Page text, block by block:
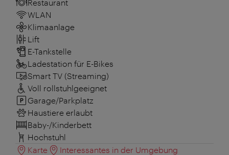
Restaurant
WLAN
Klimaanlage
Lift
E-Tankstelle
Ladestation für E-Bikes
Smart TV (Streaming)
Voll rollstuhlgeeignet
Garage/Parkplatz
Haustiere erlaubt
Baby-/Kinderbett
Hochstuhl
Karte
Interessantes in der Umgebung